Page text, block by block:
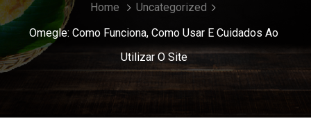
Home
Uncategorized
Omegle: Como Funciona, Como Usar E Cuidados Ao
Utilizar O Site